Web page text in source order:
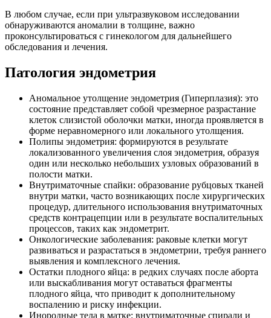
В любом случае, если при ультразвуковом исследовании
обнаруживаются аномалии в толщине, важно
проконсультироваться с гинекологом для дальнейшего
обследования и лечения.
Патология эндометрия
Аномальное утолщение эндометрия (Гиперплазия): это
состояние представляет собой чрезмерное разрастание
клеток слизистой оболочки матки, иногда проявляется в
форме неравномерного или локального утолщения.
Полипы эндометрия: формируются в результате
локализованного увеличения слоя эндометрия, образуя
один или несколько небольших узловых образований в
полости матки.
Внутриматочные спайки: образование рубцовых тканей
внутри матки, часто возникающих после хирургических
процедур, длительного использования внутриматочных
средств контрацепции или в результате воспалительных
процессов, таких как эндометрит.
Онкологические заболевания: раковые клетки могут
развиваться и разрастаться в эндометрии, требуя раннего
выявления и комплексного лечения.
Остатки плодного яйца: в редких случаях после аборта
или выскабливания могут оставаться фрагменты
плодного яйца, что приводит к дополнительному
воспалению и риску инфекции.
Инородные тела в матке: внутриматочные спирали и